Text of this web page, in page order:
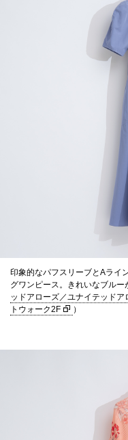
印象的なパフスリーブとAライ
グワンピース。きれいなブル
ッドアローズ／ユナイテッド
トウォーク2F
）